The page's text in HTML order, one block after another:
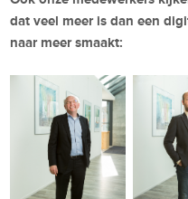
dat veel meer is dan een
naar meer smaakt: